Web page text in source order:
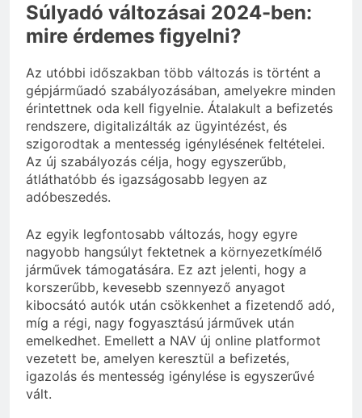
Súlyadó változásai 2024-ben:
mire érdemes figyelni?
Az utóbbi időszakban több változás is történt a
gépjárműadó szabályozásában, amelyekre minden
érintettnek oda kell figyelnie. Átalakult a befizetés
rendszere, digitalizálták az ügyintézést, és
szigorodtak a mentesség igénylésének feltételei.
Az új szabályozás célja, hogy egyszerűbb,
átláthatóbb és igazságosabb legyen az
adóbeszedés.
Az egyik legfontosabb változás, hogy egyre
nagyobb hangsúlyt fektetnek a környezetkímélő
járművek támogatására. Ez azt jelenti, hogy a
korszerűbb, kevesebb szennyező anyagot
kibocsátó autók után csökkenhet a fizetendő adó,
míg a régi, nagy fogyasztású járművek után
emelkedhet. Emellett a NAV új online platformot
vezetett be, amelyen keresztül a befizetés,
igazolás és mentesség igénylése is egyszerűvé
vált.